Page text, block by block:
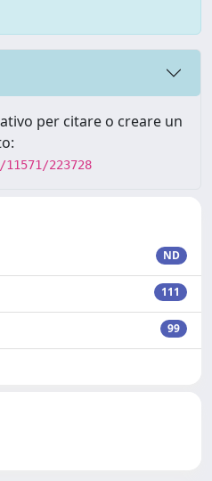
per citare o creare un
223728
ND
111
99